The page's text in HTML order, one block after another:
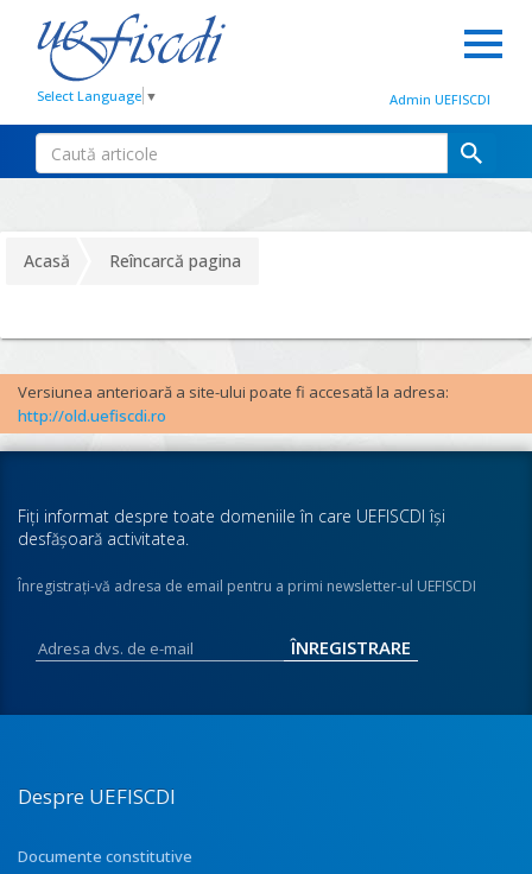
Select Language ▼ Admin UEFISCDI
Acasă Reîncarcă pagina
Versiunea anterioară a site-ului poate fi accesată la adresa:
http://old.uefiscdi.ro
Fiţi informat despre toate domeniile în care UEFISCDI îşi
desfăşoară activitatea.
Înregistraţi-vă adresa de email pentru a primi newsletter-ul UEFISCDI
Despre UEFISCDI
Documente constitutive